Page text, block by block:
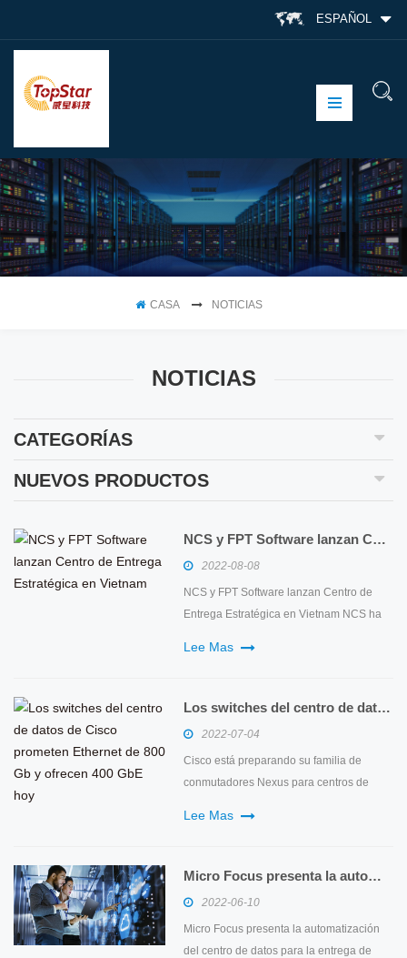
ESPAÑOL
CASA NOTICIAS
NOTICIAS
CATEGORÍAS
NUEVOS PRODUCTOS
NCS y FPT Software lanzan Centro de Entrega Estratégica en Vietnam
2022-08-08
NCS y FPT Software lanzan Centro de
Entrega Estratégica en Vietnam NCS ha
de TI líder del país, FPT Software,
Lee Mas
Los switches del centro de datos de Cisco prometen Ethernet de 800 Gb y ofrecen 400 GbE hoy
2022-07-04
Cisco está preparando su familia de
conmutadores Nexus para centros de
nativas de la nube. El proveedor
sopor...
Lee Mas
Micro Focus presenta la automatización del centro de datos para la entrega de SaaS
2022-06-10
Micro Focus presenta la automatización
del centro de datos para la entrega de